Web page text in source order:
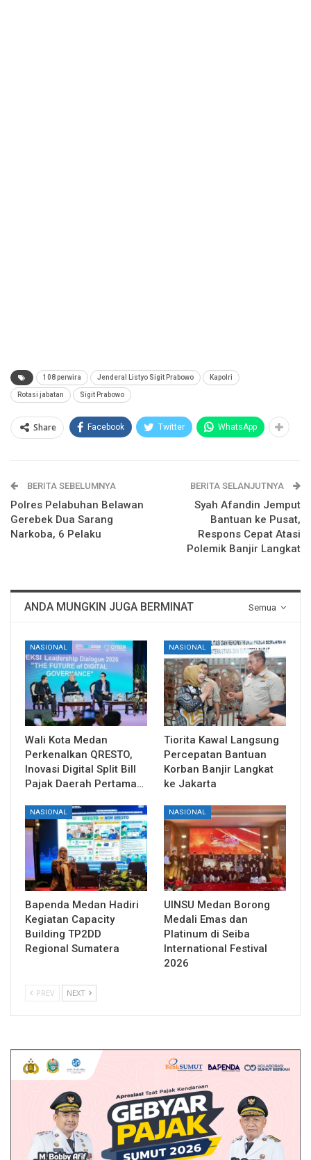
108 perwira Jenderal Listyo Sigit Prabowo Kapolri
Rotasi jabatan Sigit Prabowo
Share Facebook Twitter WhatsApp
BERITA SEBELUMNYA
Polres Pelabuhan Belawan
Gerebek Dua Sarang
Narkoba, 6 Pelaku
BERITA SELANJUTNYA
Syah Afandin Jemput
Bantuan ke Pusat,
Respons Cepat Atasi
Polemik Banjir Langkat
Semua
ANDA MUNGKIN JUGA BERMINAT
NASIONAL
Wali Kota Medan
Perkenalkan QRESTO,
Inovasi Digital Split Bill
Pajak Daerah Pertama…
NASIONAL
Tiorita Kawal Langsung
Percepatan Bantuan
Korban Banjir Langkat
ke Jakarta
NASIONAL
Bapenda Medan Hadiri
Kegiatan Capacity
Building TP2DD
Regional Sumatera
NASIONAL
UINSU Medan Borong
Medali Emas dan
Platinum di Seiba
International Festival
2026
PREV NEXT